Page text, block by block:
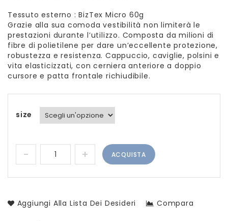
Tessuto esterno : BizTex Micro 60g
Grazie alla sua comoda vestibilità non limiterà le
prestazioni durante l’utilizzo. Composta da milioni di
fibre di polietilene per dare un’eccellente protezione,
robustezza e resistenza. Cappuccio, caviglie, polsini e
vita elasticizzati, con cerniera anteriore a doppio
cursore e patta frontale richiudibile.
size
ACQUISTA
Aggiungi Alla Lista Dei Desideri Compara